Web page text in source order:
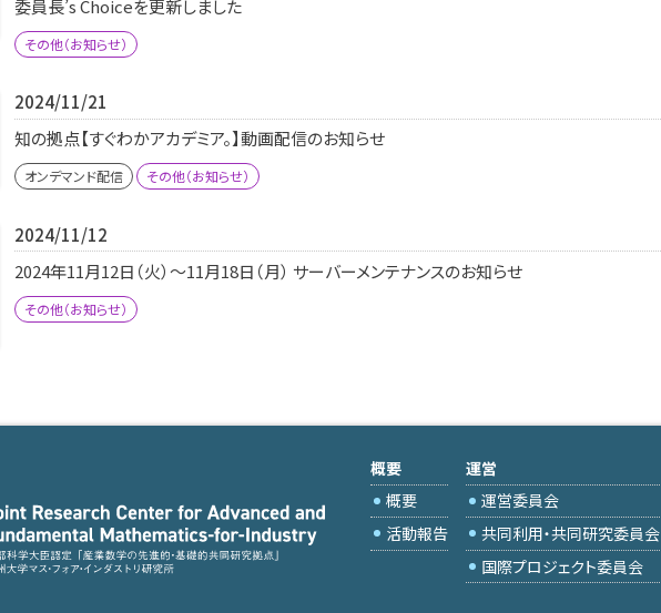
委員長’s Choiceを更新しました
その他（お知らせ）
2024/11/21
知の拠点【すぐわかアカデミア。】動画配信のお知らせ
オンデマンド配信 その他（お知らせ）
2024/11/12
2024年11月12日（火）～11月18日（月） サーバーメンテナンスのお知らせ
その他（お知らせ）
概要
概要
活動報告
運営
運営委員会
共同利用・共同研究委員会
国際プロジェクト委員会